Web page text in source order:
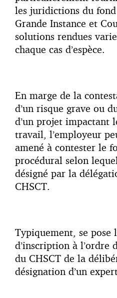
les juridictions du
Grande Instance et
solutions rendues
chaque cas d’espèce.
En marge de la
d’un risque grave ou
d’un projet impactant
travail, l’employeur
amené à contester le
procédural selon
désigné par la
CHSCT.
Typiquement, se pose
d’inscription à l’ordre
du CHSCT de la
désignation d’un